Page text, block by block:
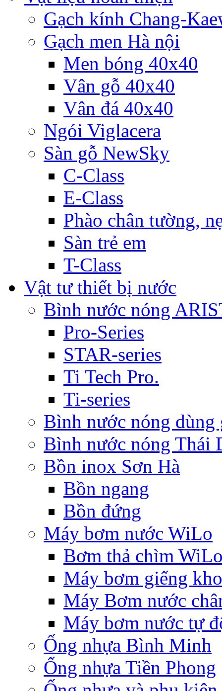
Gạch kính Chang-
Gạch men Hà nội
Men bóng 40x40
Vân gỗ 40x40
Vân đá 40x40
Ngói Viglacera
Sàn gỗ NewSky
C-Class
E-Class
Phào chân tường,
Sàn trẻ em
T-Class
Vật tư thiết bị nước
Bình nước nóng
Pro-Series
STAR-series
Ti Tech Pro.
Ti-series
Bình nước nóng
Bình nước nóng Thái
Bồn inox Sơn Hà
Bồn ngang
Bồn đứng
Máy bơm nước WiLo
Bơm thả chìm
Máy bơm giếng
Máy Bơm nước
Máy bơm nước tự
Ống nhựa Bình Minh
Ống nhựa Tiền Phong